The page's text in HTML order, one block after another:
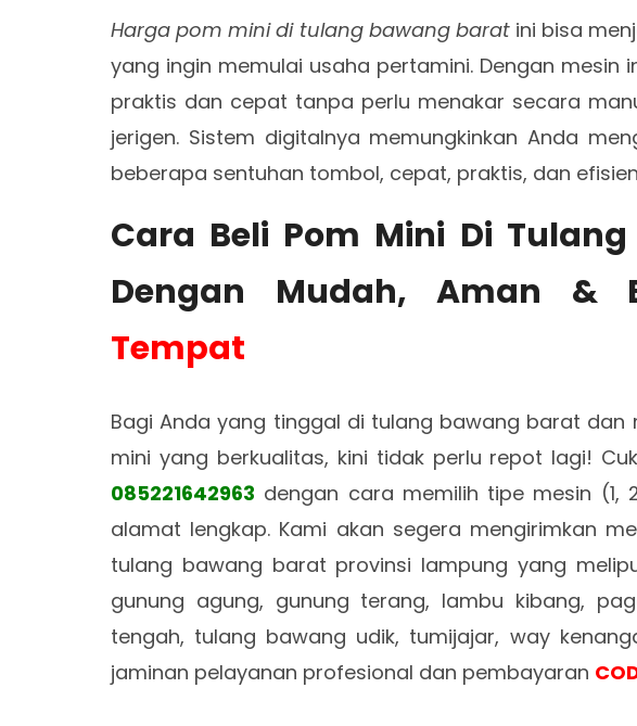
Harga pom mini di tulang bawang baratini bisa
yang ingin memulai usaha pertamini. Dengan mesin
praktis dan cepat tanpa perlu menakar secara
jerigen. Sistem digitalnya memungkinkan Anda
beberapa sentuhan tombol, cepat, praktis, dan
Cara Beli Pom Mini Di
Dengan Mudah, Aman &
Tempat
Bagi Anda yang tinggal di tulang bawang barat dan
mini yang berkualitas, kini tidak perlu repot lagi!
085221642963 dengan cara memilih tipe mesin (1,
alamat lengkap. Kami akan segera mengirimkan
tulang bawang barat provinsi lampung yang
gunung agung, gunung terang, lambu kibang,
tengah, tulang bawang udik, tumijajar, way
jaminan pelayanan profesional dan pembayaran